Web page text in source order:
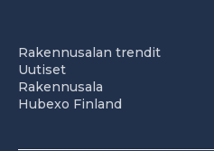
Rakennusalan trendit
Uutiset
Rakennusala
Hubexo Finland